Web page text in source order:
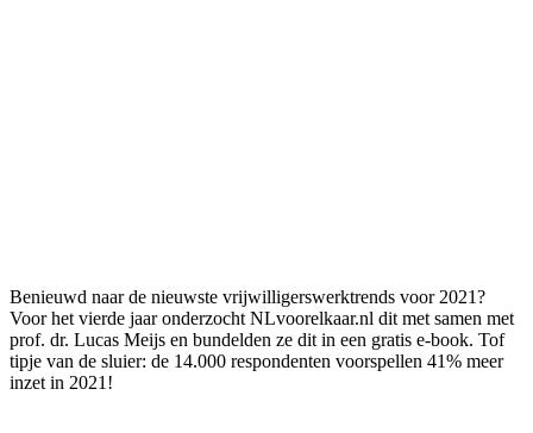
Benieuwd naar de nieuwste vrijwilligerswerktrends voor 2021?
Voor het vierde jaar onderzocht NLvoorelkaar.nl dit met samen met
prof. dr. Lucas Meijs en bundelden ze dit in een gratis e-book. Tof
tipje van de sluier: de 14.000 respondenten voorspellen 41% meer
inzet in 2021!